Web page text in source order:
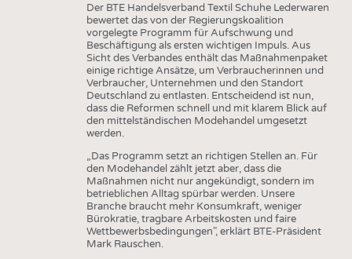
Der BTE Handelsverband Textil Schuhe Lederwaren
bewertet das von der Regierungskoalition
vorgelegte Programm für Aufschwung und
Beschäftigung als ersten wichtigen Impuls. Aus
Sicht des Verbandes enthält das Maßnahmenpaket
einige richtige Ansätze, um Verbraucherinnen und
Verbraucher, Unternehmen und den Standort
Deutschland zu entlasten. Entscheidend ist nun,
dass die Reformen schnell und mit klarem Blick auf
den mittelständischen Modehandel umgesetzt
werden.
„Das Programm setzt an richtigen Stellen an. Für
den Modehandel zählt jetzt aber, dass die
Maßnahmen nicht nur angekündigt, sondern im
betrieblichen Alltag spürbar werden. Unsere
Branche braucht mehr Konsumkraft, weniger
Bürokratie, tragbare Arbeitskosten und faire
Wettbewerbsbedingungen", erklärt BTE-Präsident
Mark Rauschen.